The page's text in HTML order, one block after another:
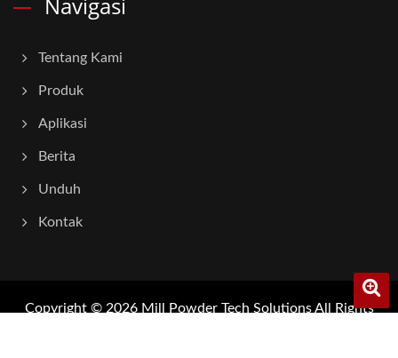
Tentang Kami
Produk
Aplikasi
Berita
Unduh
Kontak
Copyright © 2026 Mill Powder Tech SolutionsAll Rights